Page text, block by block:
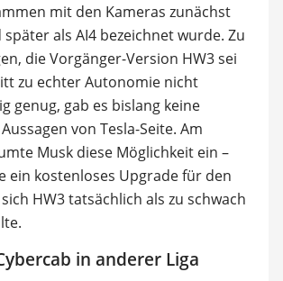
mit den Kameras zunächst
später als AI4 bezeichnet wurde. Zu
die Vorgänger-Version HW3 sei
zu echter Autonomie nicht
genug, gab es bislang keine
von Tesla-Seite. Am
Musk diese Möglichkeit ein –
ein kostenloses Upgrade für den
HW3 tatsächlich als zu schwach
in anderer Liga